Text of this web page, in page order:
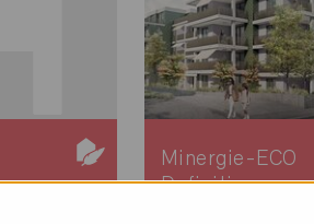
Minergie-ECO
Definitivo